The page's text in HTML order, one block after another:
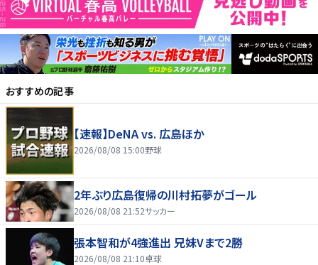
おすすめの記事
【速報】DeNA vs. 広島ほか
2026/08/08 15:00野球
2年ぶり広島復帰の川村拓夢がゴール
2026/08/08 21:52サッカー
張本智和が4強進出 兄妹Vまで2勝
2026/08/08 21:10卓球